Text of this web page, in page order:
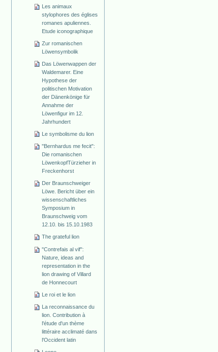
Les animaux
stylophores des églises
romanes apuliennes.
Etude iconographique
Zur romanischen
Löwensymbolik
Das Löwenwappen der
Waldemarer. Eine
Hypothese der
politischen Motivation
der Dänenkönige für
Annahme der
Löwenfigur im 12.
Jahrhundert
Le symbolisme du lion
"Bernhardus me fecit":
Die romanischen
Löwenkopf­Türzieher in
Freckenhorst
Der Braunschweiger
Löwe. Bericht über ein
wissenschaftliches
Symposium in
Braunschweig vom
12.10. bis 15.10.1983
The grateful lion
"Contrefais al vif":
Nature, ideas and
representation in the
lion drawing of Villard
de Honnecourt
Le roi et le lion
La reconnaissance du
lion. Contribution à
l'étude d'un thème
littéraire acclimaté dans
l'Occident latin